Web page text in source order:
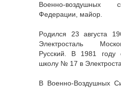
Военно-воздушных
Федерации, майор.
Pодился 23 августа
Электросталь
Русский. В 1981 году
школу № 17 в
В Военно-Воздушных